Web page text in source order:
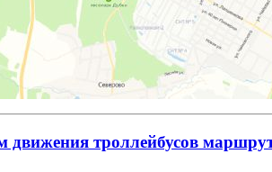
движения троллейбусов